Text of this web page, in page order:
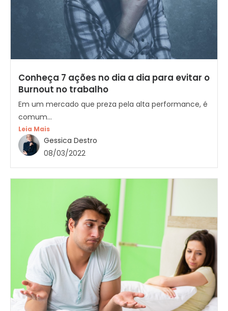
Conheça 7 ações no dia a dia para evitar o
Burnout no trabalho
Em um mercado que preza pela alta performance, é
comum...
Leia Mais
Gessica Destro
08/03/2022